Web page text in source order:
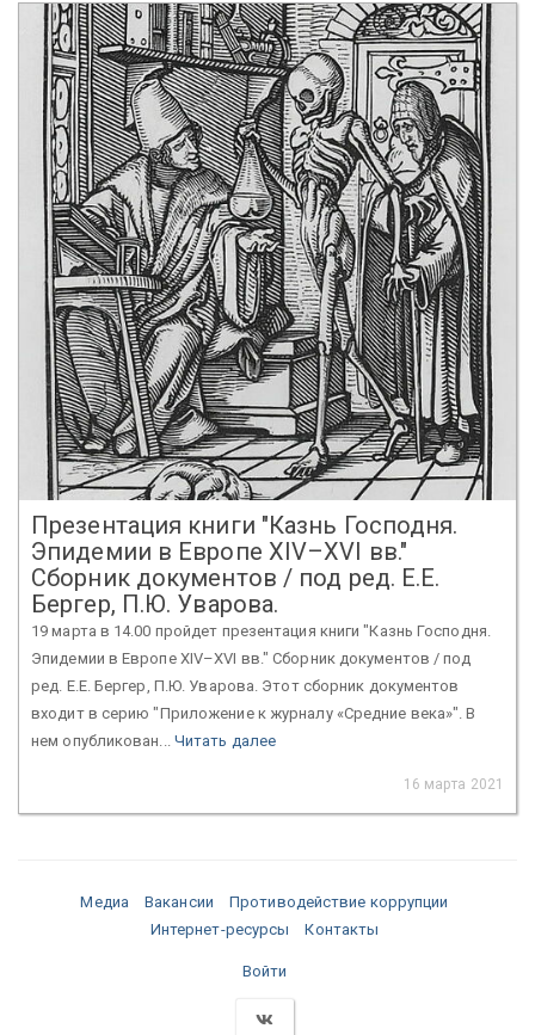
Презентация книги "Казнь Господня.
Эпидемии в Европе XIV–XVI вв."
Сборник документов / под ред. Е.Е.
Бергер, П.Ю. Уварова.
19 марта в 14.00 пройдет презентация книги "Казнь Господня.
Эпидемии в Европе XIV–XVI вв." Сборник документов / под
ред. Е.Е. Бергер, П.Ю. Уварова. Этот сборник документов
входит в серию "Приложение к журналу «Средние века»". В
нем опубликован... Читать далее
16 марта 2021
Медиа Вакансии
Противодействие коррупции
Интернет-ресурсы
Контакты
Войти